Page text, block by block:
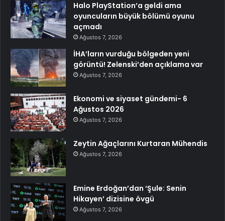
Halo PlayStation’a geldi ama
oyuncuların büyük bölümü oyunu
açmadı
Ağustos 7, 2026
İHA’ların vurduğu bölgeden yeni
görüntü! Zelenski’den açıklama var
Ağustos 7, 2026
Ekonomi ve siyaset gündemi- 6
Ağustos 2026
Ağustos 7, 2026
Zeytin Ağaçlarını Kurtaran Mühendis
Ağustos 7, 2026
Emine Erdoğan’dan ‘Şule: Senin
Hikayen’ dizisine övgü
Ağustos 7, 2026